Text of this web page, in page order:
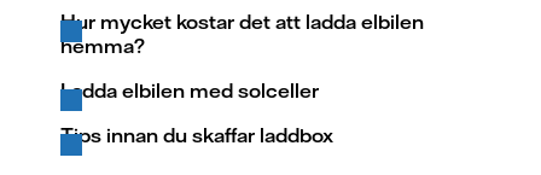
Hur mycket kostar det att ladda elbilen
hemma?
Ladda elbilen med solceller
Tips innan du skaffar laddbox